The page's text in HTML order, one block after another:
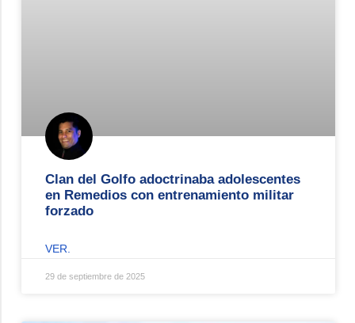
Clan del Golfo adoctrinaba adolescentes
en Remedios con entrenamiento militar
forzado
VER.
29 de septiembre de 2025